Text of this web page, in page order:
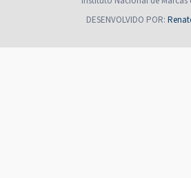
DESENVOLVIDO POR: